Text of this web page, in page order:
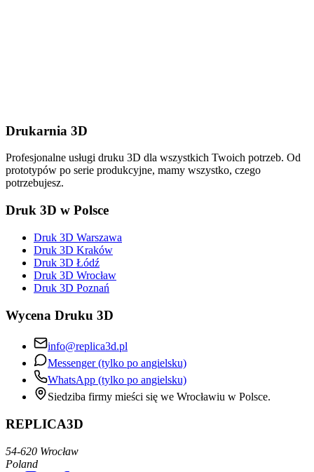
Drukarnia 3D
Profesjonalne usługi druku 3D dla wszystkich Twoich potrzeb. Od
prototypów po serie produkcyjne, mamy wszystko, czego
potrzebujesz.
Druk 3D w Polsce
Druk 3D Warszawa
Druk 3D Kraków
Druk 3D Łódź
Druk 3D Wrocław
Druk 3D Poznań
Wycena Druku 3D
info@replica3d.pl
Messenger (tylko po angielsku)
WhatsApp (tylko po angielsku)
Siedziba firmy mieści się we Wrocławiu w Polsce.
REPLICA3D
54-620 Wrocław
Poland